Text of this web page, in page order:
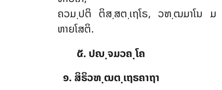
ຄວມ຺ປຕິ ຕິສ຺ສຕ຺ເຖໂຣ, ວຑ຺ຒມາໂນ ມ
ຫາຍໂສຕິ.
໕. ປຎ຺ຈມວຄ຺ໂຄ
໑. ສິຣິວຑ຺ຒຕ຺ເຖຣຄາຖາ